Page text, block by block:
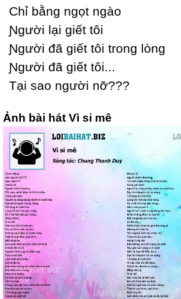
Ϲhỉ bằng ngọt ngào
Ɲgười lại giết tôi
Ɲgười đã giết tôi trong lòng
Ɲgười đã giết tôi...
Tại sao người nỡ???
Ảnh bài hát Vì si mê